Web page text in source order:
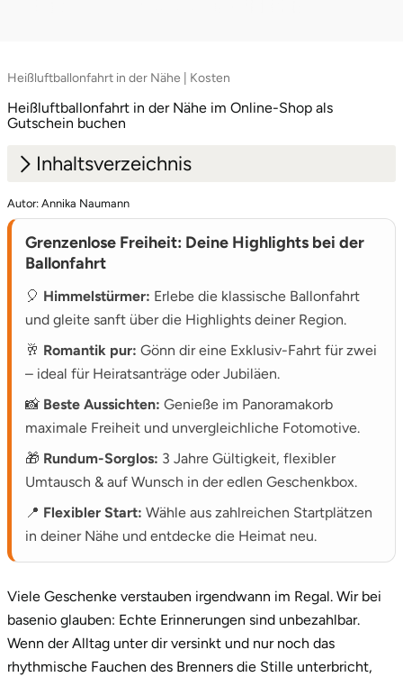
Heißluftballonfahrt in der Nähe | Kosten
Heißluftballonfahrt in der Nähe im Online-Shop als
Gutschein buchen
Inhaltsverzeichnis
1. Sanfte Giganten: Dein Platz am Himmel
2. Der Ablauf: Von der Erlaubnis zum Abheben
Autor: Annika Naumann
Grenzenlose Freiheit: Deine Highlights bei der
Ballonfahrt
🎈 Himmelstürmer: Erlebe die klassische Ballonfahrt
und gleite sanft über die Highlights deiner Region.
🥂 Romantik pur: Gönn dir eine Exklusiv-Fahrt für zwei
– ideal für Heiratsanträge oder Jubiläen.
📸 Beste Aussichten: Genieße im Panoramakorb
maximale Freiheit und unvergleichliche Fotomotive.
🎁 Rundum-Sorglos: 3 Jahre Gültigkeit, flexibler
Umtausch & auf Wunsch in der edlen Geschenkbox.
📍 Flexibler Start: Wähle aus zahlreichen Startplätzen
in deiner Nähe und entdecke die Heimat neu.
Viele Geschenke verstauben irgendwann im Regal. Wir bei
basenio glauben: Echte Erinnerungen sind unbezahlbar.
Wenn der Alltag unter dir versinkt und nur noch das
rhythmische Fauchen des Brenners die Stille unterbricht,